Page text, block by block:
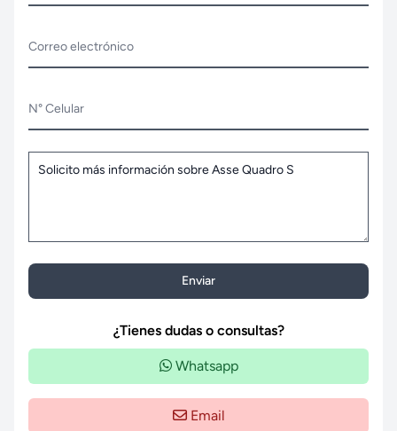
Correo electrónico
N° Celular
Enviar
¿Tienes dudas o consultas?
Whatsapp
Email